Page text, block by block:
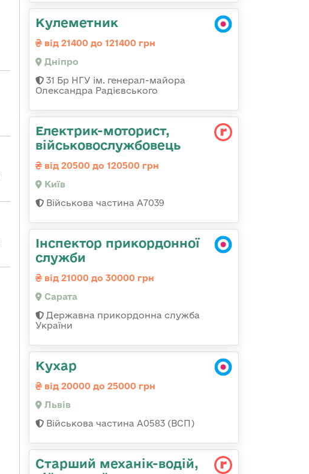
Кулеметник
від 21400 до 121400 грн
Дніпро
31 Бр НГУ ім. генерал-майора
Олександра Радієвського
Електрик-моторист,
військовослужбовець
від 20500 до 120500 грн
Київ
Військова частина А7039
Інспектор прикордонної
служби
від 21000 до 30000 грн
Сарата
Державна прикордонна служба
України
Кухар
від 20000 до 25000 грн
Львів
Військова частина А0583 (ВСП)
Стаpший механік-водій,